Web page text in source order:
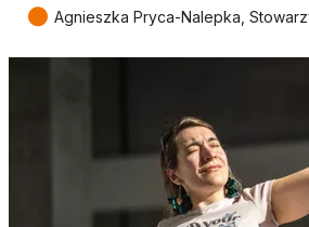
● Agnieszka Pryca-Nalepka,